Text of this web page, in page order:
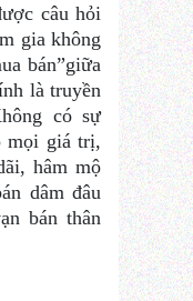
câu hỏi
gia không
bán”giữa
là truyền
có sự
mọi giá trị,
hâm mộ
dâm đâu
bán thân